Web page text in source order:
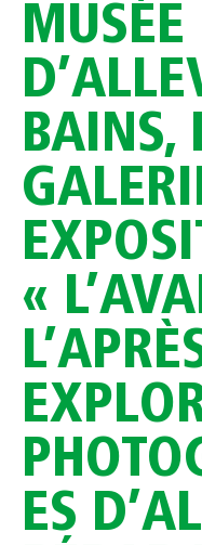
MUSÉE
BAINS,
«
ES